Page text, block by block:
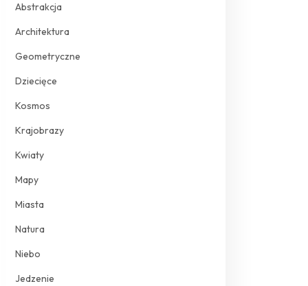
Abstrakcja
Architektura
Geometryczne
Dziecięce
Kosmos
Krajobrazy
Kwiaty
Mapy
Miasta
Natura
Niebo
Jedzenie